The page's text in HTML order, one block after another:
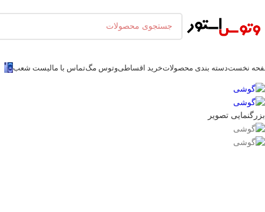
نخستدسته بندی محصولاتخرید اقساطیوتوس مگتماس با مالیست شعب
بزرگنمایی تصویر